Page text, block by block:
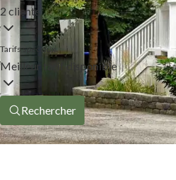
2 clients
Tarifs spéciaux
Meilleur tarif disponible
Rechercher